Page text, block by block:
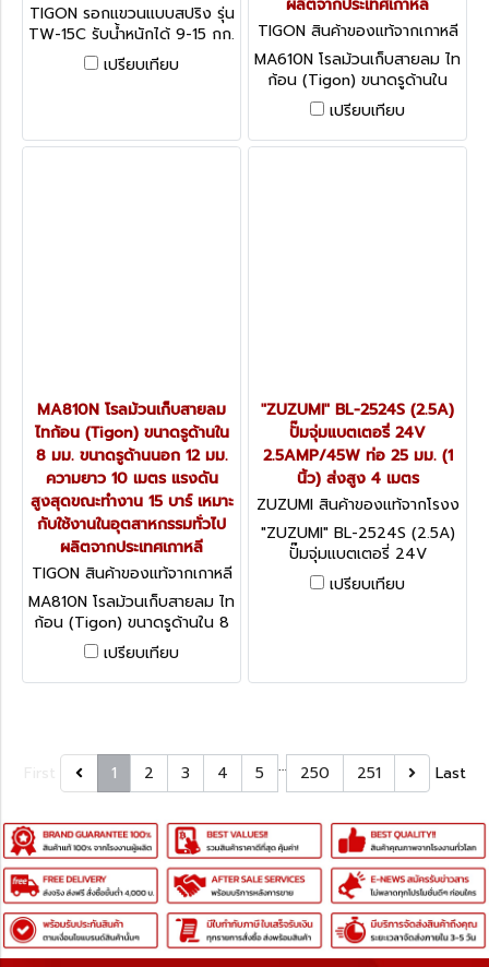
TW-15C
TIGON รอกแขวนแบบสปริง รุ่น
TW-15C รับน้ำหนักได้ 9-15 กก.
ช่วงดึงใช้งาน 1.6 ม. บาลาน
เซอร์คุณภาพสูง ผลิตจากเกาหลี
เปรียบเทียบ
ผลิตจากประเทศเกาหลี
TIGON สินค้าของแท้จากเกาหลี
MA610N
MA610N โรลม้วนเก็บสายลม ไท
ก้อน (Tigon) ขนาดรูด้านใน
6.5 มม. ขนาดรูด้านนอก 10 มม.
ความยาว 10 เมตร แรงดัน
สูงสุดขณะทำงาน 15 บาร์ เหมาะ
เปรียบเทียบ
MA810N โรลม้วนเก็บสายลม
ไทก้อน (Tigon) ขนาดรูด้านใน
8 มม. ขนาดรูด้านนอก 12 มม.
ความยาว 10 เมตร แรงดัน
สูงสุดขณะทำงาน 15 บาร์ เหมาะ
กับใช้งานในอุตสาหกรรมทั่วไป
ผลิตจากประเทศเกาหลี
TIGON สินค้าของแท้จากเกาหลี
MA810N
MA810N โรลม้วนเก็บสายลม ไท
ก้อน (Tigon) ขนาดรูด้านใน 8
มม. ขนาดรูด้านนอก 12 มม.
ความยาว 10 เมตร แรงดัน
สูงสุดขณะทำงาน 15 บาร์ เหมาะ
เปรียบเทียบ
"ZUZUMI" BL-2524S (2.5A)
ปั๊มจุ่มแบตเตอรี่ 24V
2.5AMP/45W ท่อ 25 มม. (1
นิ้ว) ส่งสูง 4 เมตร
ZUZUMI สินค้าของแท้จากโรงง
านผู้ผลิต BL-2524S (2.5A)
"ZUZUMI" BL-2524S (2.5A)
ปั๊มจุ่มแบตเตอรี่ 24V
2.5AMP/45W ท่อ 25 มม. (1
นิ้ว) ส่งสูง 4 เมตร
เปรียบเทียบ
1 2 3 4 5 … 250 251 Last